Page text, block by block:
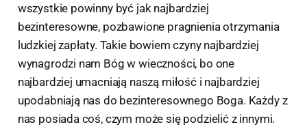
wszystkie powinny być jak najbardziej
bezinteresowne, pozbawione pragnienia otrzymania
ludzkiej zapłaty. Takie bowiem czyny najbardziej
wynagrodzi nam Bóg w wieczności, bo one
najbardziej umacniają naszą miłość i najbardziej
upodabniają nas do bezinteresownego Boga. Każdy z
nas posiada coś, czym może się podzielić z innymi.